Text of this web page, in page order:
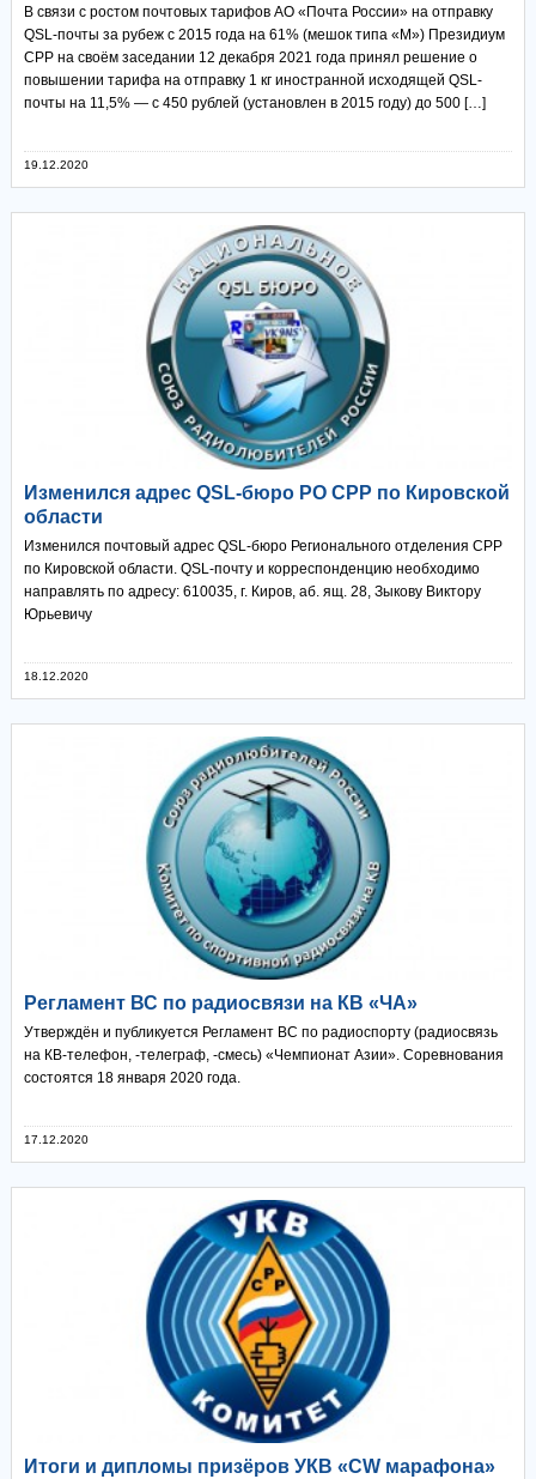
В связи с ростом почтовых тарифов АО «Почта России» на отправку
QSL-почты за рубеж с 2015 года на 61% (мешок типа «М») Президиум
СРР на своём заседании 12 декабря 2021 года принял решение о
повышении тарифа на отправку 1 кг иностранной исходящей QSL-
почты на 11,5% — с 450 рублей (установлен в 2015 году) до 500 […]
19.12.2020
Изменился адрес QSL-бюро РО СРР по Кировской
области
Изменился почтовый адрес QSL-бюро Регионального отделения СРР
по Кировской области. QSL-почту и корреспонденцию необходимо
направлять по адресу: 610035, г. Киров, аб. ящ. 28, Зыкову Виктору
Юрьевичу
18.12.2020
Регламент ВС по радиосвязи на КВ «ЧА»
Утверждён и публикуется Регламент ВС по радиоспорту (радиосвязь
на КВ-телефон, -телеграф, -смесь) «Чемпионат Азии». Соревнования
состоятся 18 января 2020 года.
17.12.2020
Итоги и дипломы призёров УКВ «CW марафона»